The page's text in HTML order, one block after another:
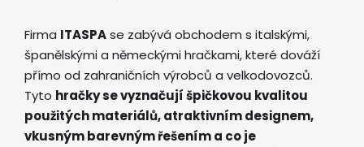
Firma ITASPAse zabývá obchodem s italskými,
španělskými a německými hračkami, které dováží
přímo od zahraničních výrobců a velkodovozců.
Tyto hračky se vyznačují špičkovou kvalitou
použitých materiálů, atraktivním designem,
vkusným barevným řešením a co je